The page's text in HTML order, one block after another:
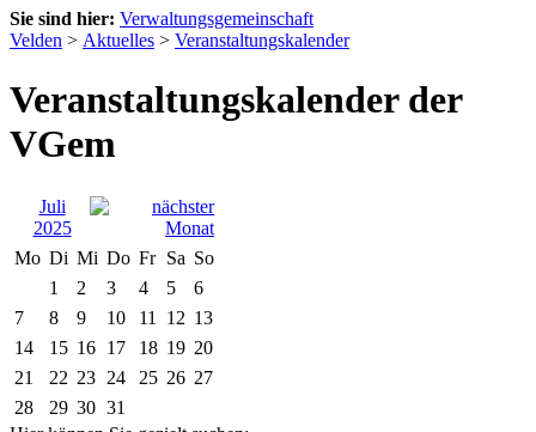
Sie sind hier: Verwaltungsgemeinschaft
Velden > Aktuelles > Veranstaltungskalender
Veranstaltungskalender der
VGem
Juli
2025
Mo Di Mi Do Fr Sa So
1
2 3 4 5
6
7
8 9 10 11 12 13
14
15 16 17 18 19 20
21
22 23 24 25 26 27
28
29 30 31